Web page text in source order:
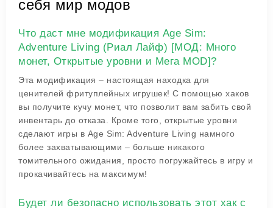
себя мир модов
Что даст мне модификация Age Sim:
Adventure Living (Риал Лайф) [МОД: Много
монет, Открытые уровни и Мега MOD]?
Эта модификация – настоящая находка для
ценителей фритуплейных игрушек! С помощью хаков
вы получите кучу монет, что позволит вам забить свой
инвентарь до отказа. Кроме того, открытые уровни
сделают игры в Age Sim: Adventure Living намного
более захватывающими – больше никакого
томительного ожидания, просто погружайтесь в игру и
прокачивайтесь на максимум!
Будет ли безопасно использовать этот хак с